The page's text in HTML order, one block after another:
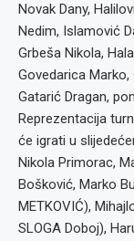
Novak Dany,
Nedim, Islamović
Grbeša Nikola,
Govedarica
Gatarić Dragan,
Reprezentacija
će igrati u
Nikola Primorac,
Bošković, Marko
METKOVIĆ),
SLOGA Doboj),